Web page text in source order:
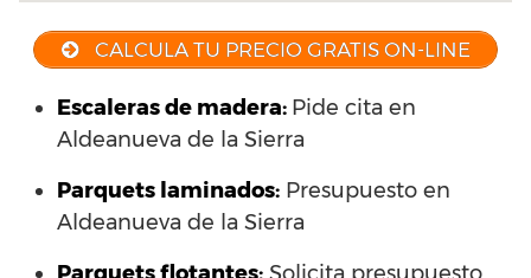
CALCULA TU PRECIO GRATIS ON-LINE
Escaleras de madera: Pide cita en
Aldeanueva de la Sierra
Parquets laminados: Presupuesto en
Aldeanueva de la Sierra